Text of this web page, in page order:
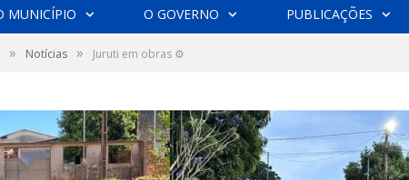
MUNICÍPIO O GOVERNO PUBLICAÇÕES
» Notícias » Juruti em obras ⚙️